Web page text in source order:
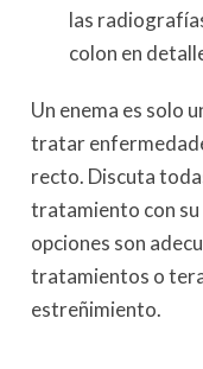
las
colon en
Un enema es solo
tratar
recto. Discuta
tratamiento con su
opciones son
tratamientos o
estreñimiento.